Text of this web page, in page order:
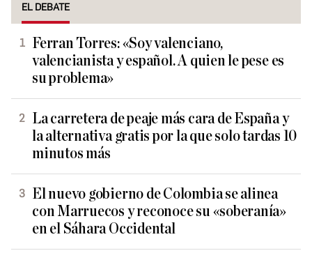
EL DEBATE
Ferran Torres: «Soy valenciano,
valencianista y español. A quien le pese es
su problema»
La carretera de peaje más cara de España y
la alternativa gratis por la que solo tardas 10
minutos más
El nuevo gobierno de Colombia se alinea
con Marruecos y reconoce su «soberanía»
en el Sáhara Occidental